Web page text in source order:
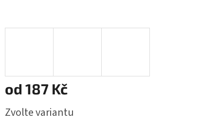
od 187 Kč
cena:
Zvolte variantu